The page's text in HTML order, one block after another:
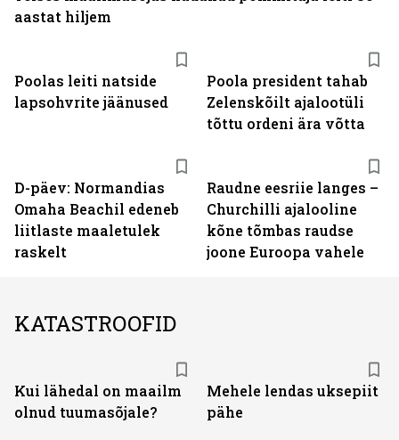
Poolas leiti natside
lapsohvrite jäänused
Poola president tahab
Zelenskõilt ajalootüli
tõttu ordeni ära võtta
D-päev: Normandias
Omaha Beachil edeneb
liitlaste maaletulek
raskelt
Raudne eesriie langes –
Churchilli ajalooline
kõne tõmbas raudse
joone Euroopa vahele
aastat hiljem
KATASTROOFID
Kui lähedal on maailm
olnud tuumasõjale?
Mehele lendas uksepiit
pähe